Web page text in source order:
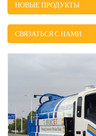
НОВЫЕ ПРОДУКТЫ
СВЯЗАТЬСЯ С НАМИ